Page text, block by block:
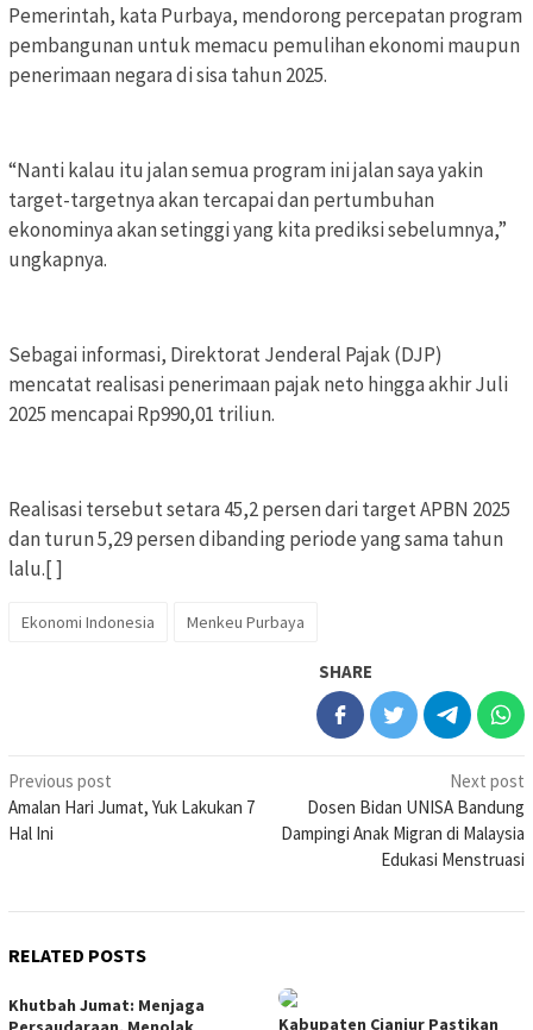
Pemerintah, kata Purbaya, mendorong percepatan program
pembangunan untuk memacu pemulihan ekonomi maupun
penerimaan negara di sisa tahun 2025.
“Nanti kalau itu jalan semua program ini jalan saya yakin
target-targetnya akan tercapai dan pertumbuhan
ekonominya akan setinggi yang kita prediksi sebelumnya,”
ungkapnya.
Sebagai informasi, Direktorat Jenderal Pajak (DJP)
mencatat realisasi penerimaan pajak neto hingga akhir Juli
2025 mencapai Rp990,01 triliun.
Realisasi tersebut setara 45,2 persen dari target APBN 2025
dan turun 5,29 persen dibanding periode yang sama tahun
lalu.[ ]
Ekonomi Indonesia Menkeu Purbaya
SHARE
Post
navigation
Previous post
Amalan Hari Jumat, Yuk Lakukan 7
Hal Ini
Next post
Dosen Bidan UNISA Bandung
Dampingi Anak Migran di Malaysia
Edukasi Menstruasi
RELATED POSTS
Khutbah Jumat: Menjaga
Kabupaten Cianjur Pastikan